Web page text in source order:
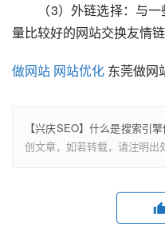
（3）外链选择：与一
量比较好的网站交换友情
做网站 网站优化 东莞做网
【兴庆SEO】什么是搜索引
创文章，如若转载，请注明出